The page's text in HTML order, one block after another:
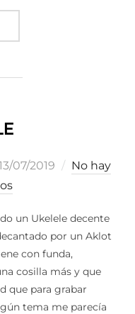
07/2019
No hay
un Ukelele decente
por un Aklot
con funda,
cosilla más y que
que para grabar
tema me parecía